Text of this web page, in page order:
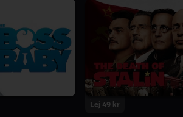
Lej 49 kr